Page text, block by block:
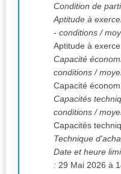
Condition de
Aptitude à
- conditions /
Aptitude à
Capacité
conditions /
Capacité
Capacités
conditions /
Capacités
Technique
Date et heure
: 29 Mai 2026 à